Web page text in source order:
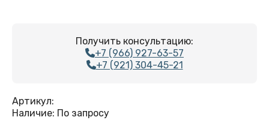
Получить консультацию:
+7 (966) 927-63-57
+7 (921) 304-45-21
Артикул:
Наличие: По запросу